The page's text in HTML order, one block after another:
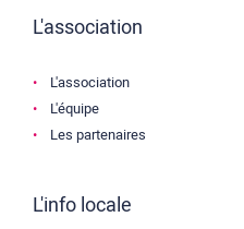
L'association
L'association
L'équipe
Les partenaires
L'info locale